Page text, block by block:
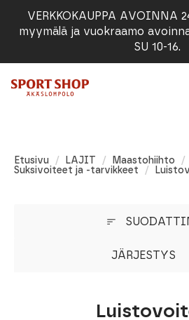
VERKKOKAUPPA AVOINNA
myymälä ja vuokraamo
SU 10-16.
Etusivu LAJIT
Maastohiihto
Suksivoiteet ja -tarvikkeet
JÄRJESTYS